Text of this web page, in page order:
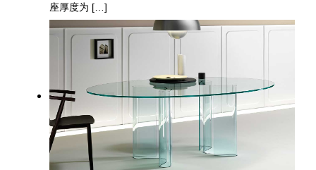
座厚度为 […]